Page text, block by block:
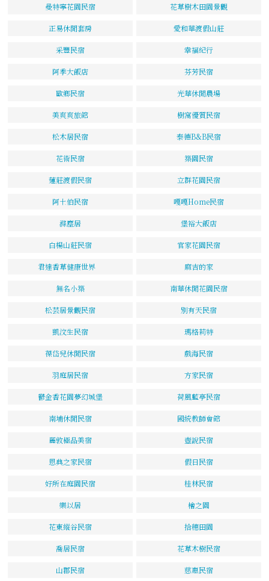
曼特寧花園民宿 花草樹木田園景觀
正易休閒套房 愛和華渡假山莊
采豐民宿 幸福紀行
阿季大飯店 芬芳民宿
歐鄉民宿 光華休閒農場
美爽爽旅館 樹窩優質民宿
松木居民宿 泰德B&B民宿
花術民宿 築園民宿
蓮莊渡假民宿 立群花園民宿
阿土伯民宿 嘎嘎Home民宿
滌塵居 堡裕大飯店
白楊山莊民宿 官家花園民宿
君達香草健康世界 麻吉的家
無名小築 南華休閒花園民宿
松芸居景觀民宿 別有天民宿
凱汶生民宿 瑪格莉特
葆岱兒休閒民宿 戲海民宿
羽庭居民宿 方家民宿
鬱金香花園夢幻城堡 荷風藍亭民宿
南埔休閒民宿 國統教師會館
麗敦極品美宿 壺說民宿
恩典之家民宿 假日民宿
好所在庭園民宿 桂林民宿
樂以居 檜之園
花東縱谷民宿 拾穗田園
喬居民宿 花草木樹民宿
山郡民宿 慈惠民宿